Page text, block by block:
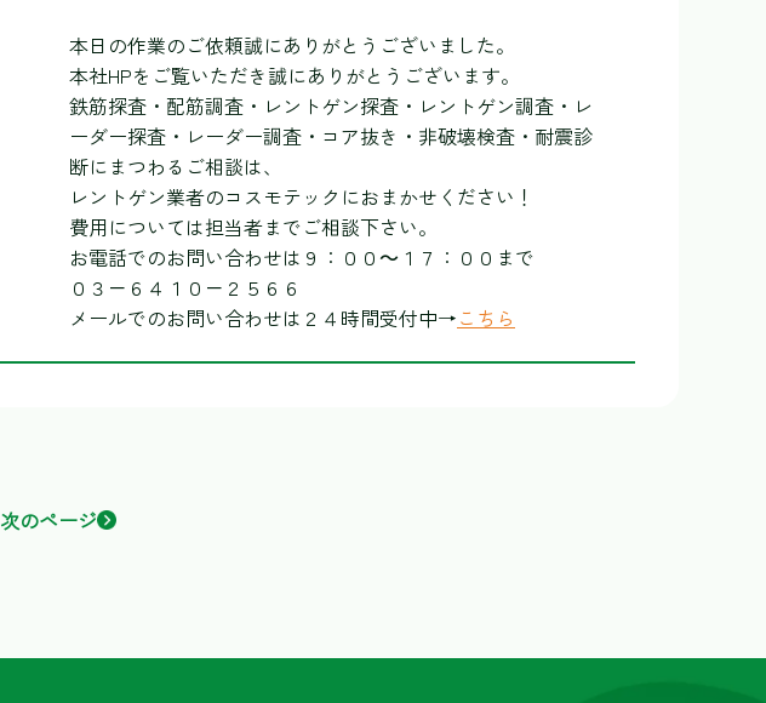
本日の作業のご依頼誠にありがとうございました。
本社HPをご覧いただき誠にありがとうございます。
鉄筋探査・配筋調査・レントゲン探査・レントゲン調査・レ
ーダー探査・レーダー調査・コア抜き・非破壊検査・耐震診
断にまつわるご相談は、
レントゲン業者のコスモテックにおまかせください！
費用については担当者までご相談下さい。
お電話でのお問い合わせは９：００～１７：００まで
０３－６４１０－２５６６
メールでのお問い合わせは２４時間受付中→こちら
次のページ